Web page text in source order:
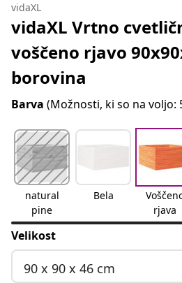
vidaXL
vidaXL Vrtno
voščeno rjavo
borovina
Barva (Možnosti, ki so na voljo:
natural
pine
Bela
rjava
Velikost
90 x 90 x 46 cm